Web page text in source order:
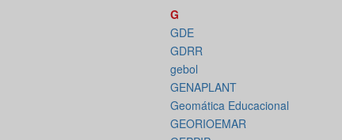
G
GDE
GDRR
gebol
GENAPLANT
Geomática Educacional
GEORIOEMAR